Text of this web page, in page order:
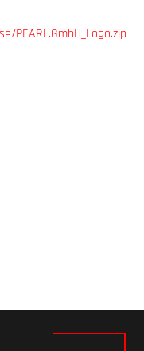
PEARL.GmbH_Logo.zip